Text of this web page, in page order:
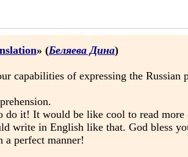
» (Беляева Дина)
capabilities of expressing the Russian
do it! It would be like cool to read
write in English like that. God bless
a perfect manner!